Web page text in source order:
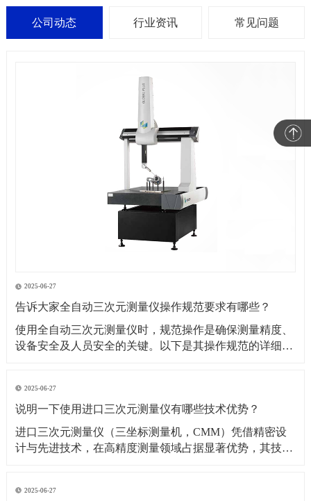
公司动态 行业资讯 常见问题
2025-06-27
告诉大家全自动三次元测量仪操作规范要求有哪些？
​使用全自动三次元测量仪时，规范操作是确保测量精度、
设备安全及人员安全的关键。以下是其操作规范的详细要
度控制在 40%~60% RH，避免温度剧烈波动或潮湿导致设
备变形、传感器失灵。防尘与防
2025-06-27
说明一下使用进口三次元测量仪有哪些技术优势？
​进口三次元测量仪（三坐标测量机，CMM）凭借精密设
计与先进技术，在高精度测量领域占据显著优势，其技术
辨率与重复性：进口设备（如德国蔡司、美国 API、日本
2025-06-27